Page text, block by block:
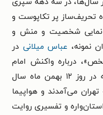
تحریف‌ساز پر تکاپوست و
نمایی شخصیت و منش و
نمونه، عباس میلانی در
درباره واکنش امام
خمینی به یک پرسش، زمانی که در روز ۱۲ بهمن ماه سال
تهران می‌آمدند و هواپیما
و تفسیری روایت